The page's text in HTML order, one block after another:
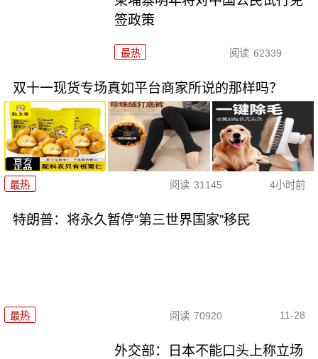
签政策
最热 阅读 62339
双十一现货专场真如平台商家所说的那样吗？
最热 阅读 31145 4小时前
特朗普：将永久暂停“第三世界国家”移民
最热 阅读 70920 11-28
外交部：日本不能口头上称立场